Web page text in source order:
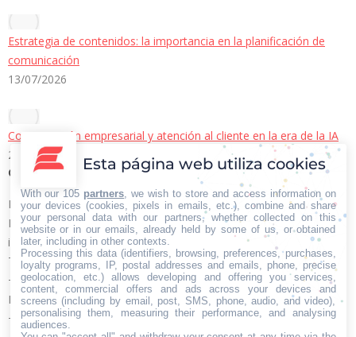
Estrategia de contenidos: la importancia en la planificación de
comunicación
13/07/2026
Comunicación empresarial y atención al cliente en la era de la IA
22/06/2026
Contacto Iberian Press
Principales vías de contacto:
E-mail:
info@iberianpress.es
Teléfono:
+34 911863556
Fax:
+34 911863556
Esta página web utiliza cookies
With our 105 partners , we wish to store and access information on
your devices (cookies, pixels in emails, etc.), combine and share
your personal data with our partners, whether collected on this
website or in our emails, already held by some of us, or obtained
later, including in other contexts.
Processing this data (identifiers, browsing, preferences, purchases,
loyalty programs, IP, postal addresses and emails, phone, precise
geolocation, etc.) allows developing and offering you services,
content, commercial offers and ads across your devices and
screens (including by email, post, SMS, phone, audio, and video),
personalising them, measuring their performance, and analysing
audiences.